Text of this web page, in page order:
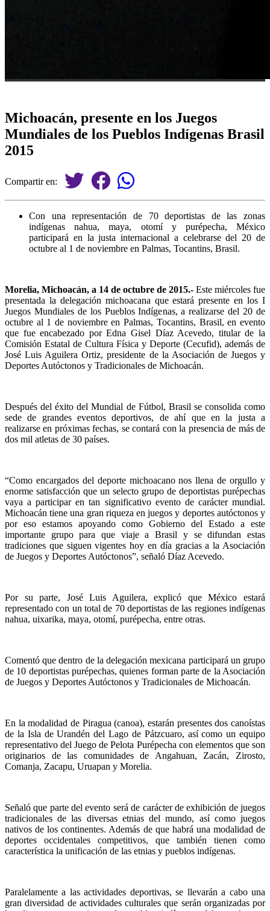
Michoacán, presente en los Juegos
Mundiales de los Pueblos Indígenas Brasil
2015
Compartir en:
Con una representación de 70 deportistas de las zonas
indígenas nahua, maya, otomí y purépecha, México
participará en la justa internacional a celebrarse del 20 de
octubre al 1 de noviembre en Palmas, Tocantins, Brasil.
Morelia, Michoacán, a 14 de octubre de 2015.- Este miércoles fue
presentada la delegación michoacana que estará presente en los I
Juegos Mundiales de los Pueblos Indígenas, a realizarse del 20 de
octubre al 1 de noviembre en Palmas, Tocantins, Brasil, en evento
que fue encabezado por Edna Gisel Díaz Acevedo, titular de la
Comisión Estatal de Cultura Física y Deporte (Cecufid), además de
José Luis Aguilera Ortiz, presidente de la Asociación de Juegos y
Deportes Autóctonos y Tradicionales de Michoacán.
Después del éxito del Mundial de Fútbol, Brasil se consolida como
sede de grandes eventos deportivos, de ahí que en la justa a
realizarse en próximas fechas, se contará con la presencia de más de
dos mil atletas de 30 países.
“Como encargados del deporte michoacano nos llena de orgullo y
enorme satisfacción que un selecto grupo de deportistas purépechas
vaya a participar en tan significativo evento de carácter mundial.
Michoacán tiene una gran riqueza en juegos y deportes autóctonos y
por eso estamos apoyando como Gobierno del Estado a este
importante grupo para que viaje a Brasil y se difundan estas
tradiciones que siguen vigentes hoy en día gracias a la Asociación
de Juegos y Deportes Autóctonos”, señaló Díaz Acevedo.
Por su parte, José Luis Aguilera, explicó que México estará
representado con un total de 70 deportistas de las regiones indígenas
nahua, uixarika, maya, otomí, purépecha, entre otras.
Comentó que dentro de la delegación mexicana participará un grupo
de 10 deportistas purépechas, quienes forman parte de la Asociación
de Juegos y Deportes Autóctonos y Tradicionales de Michoacán.
En la modalidad de Piragua (canoa), estarán presentes dos canoístas
de la Isla de Urandén del Lago de Pátzcuaro, así como un equipo
representativo del Juego de Pelota Purépecha con elementos que son
originarios de las comunidades de Angahuan, Zacán, Zirosto,
Comanja, Zacapu, Uruapan y Morelia.
Señaló que parte del evento será de carácter de exhibición de juegos
tradicionales de las diversas etnias del mundo, así como juegos
nativos de los continentes. Además de que habrá una modalidad de
deportes occidentales competitivos, que también tienen como
característica la unificación de las etnias y pueblos indígenas.
Paralelamente a las actividades deportivas, se llevarán a cabo una
gran diversidad de actividades culturales que serán organizadas por